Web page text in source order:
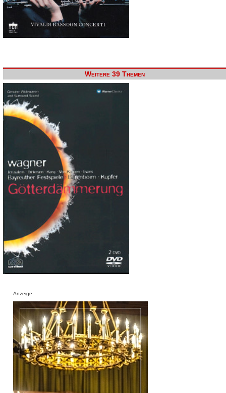
Weitere 39 Themen
Anzeige